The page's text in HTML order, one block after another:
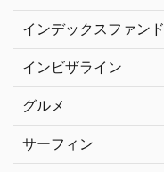
インデックスファンド
インビザライン
グルメ
サーフィン